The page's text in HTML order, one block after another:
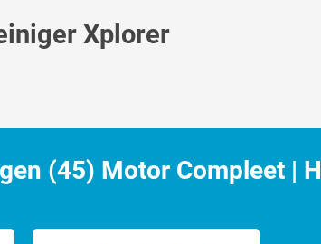
Xplorer
(45) Motor Compleet |